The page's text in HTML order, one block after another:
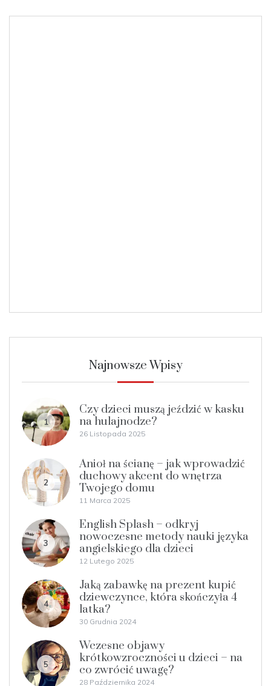
Najnowsze Wpisy
1
Czy dzieci muszą jeździć w kasku
na hulajnodze?
26 Listopada 2025
2
Anioł na ścianę – jak wprowadzić
duchowy akcent do wnętrza
Twojego domu
11 Marca 2025
3
English Splash – odkryj
nowoczesne metody nauki języka
angielskiego dla dzieci
12 Lutego 2025
4
Jaką zabawkę na prezent kupić
dziewczynce, która skończyła 4
latka?
30 Grudnia 2024
5
Wczesne objawy
krótkowzroczności u dzieci – na
co zwrócić uwagę?
28 Października 2024